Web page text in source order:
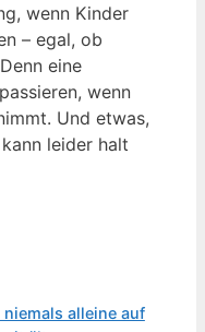
wenn Kinder
– egal, ob
eine
wenn
Und etwas,
leider halt
alleine auf